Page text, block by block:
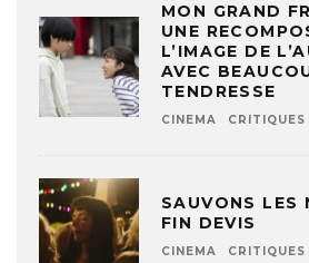
MON GRAND
UNE
L’IMAGE DE
AVEC
TENDRESSE
CINEMA
SAUVONS LES
FIN DEVIS
CINEMA